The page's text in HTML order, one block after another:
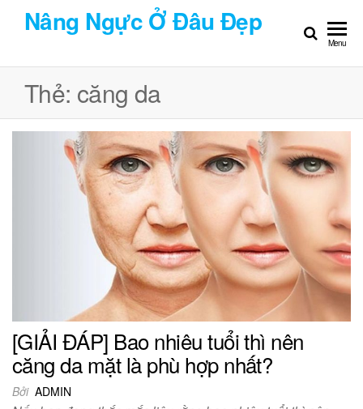
Chuyển
dung
Nâng Ngực Ở Đâu Đẹp
Menu
Thẻ: căng da
[GIẢI ĐÁP] Bao nhiêu tuổi thì nên
căng da mặt là phù hợp nhất?
Bởi ADMIN